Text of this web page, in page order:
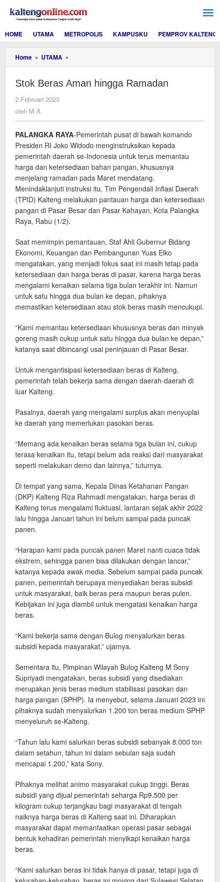
konten
HOME
UTAMA METROPOLIS KAMPUSKU PEMPROV KALTENG
Home » UTAMA »
Beras
hingga
Stok Beras Aman hingga Ramadan
2 Februari 2023
oleh M.A
PALANGKA RAYA-Pemerintah pusat di bawah komando
Presiden RI Joko Widodo menginstruksikan kepada
pemerintah daerah se-Indonesia untuk terus memantau
harga dan ketersediaan bahan pangan, khususnya
menjelang ramadan pada Maret mendatang.
Menindaklanjuti instruksi itu, Tim Pengendali Inflasi Daerah
(TPID) Kalteng melakukan pantauan harga dan ketersediaan
pangan di Pasar Besar dan Pasar Kahayan, Kota Palangka
Raya, Rabu (1/2).
Saat memimpin pemantauan, Staf Ahli Gubernur Bidang
Ekonomi, Keuangan dan Pembangunan Yuas Elko
mengatakan, yang menjadi fokus saat ini masih tetap pada
ketersediaan dan harga beras di pasar, karena harga beras
mengalami kenaikan selama tiga bulan terakhir ini. Namun
untuk satu hingga dua bulan ke depan, pihaknya
memastikan ketersediaan atau stok beras masih mencukupi.
“Kami memantau ketersediaan khususnya beras dan minyak
goreng masih cukup untuk satu hingga dua bulan ke depan,”
katanya saat dibincangi usai peninjauan di Pasar Besar.
Untuk mengantisipasi ketersediaan beras di Kalteng,
pemerintah telah bekerja sama dengan daerah-daerah di
luar Kalteng.
Pasalnya, daerah yang mengalami surplus akan menyuplai
ke daerah yang memerlukan pasokan beras.
“Memang ada kenaikan beras selama tiga bulan ini, cukup
terasa kenaikan itu, tetapi belum ada reaksi dari masyarakat
seperti melakukan demo dan lainnya,” tuturnya.
Di tempat yang sama, Kepala Dinas Ketahanan Pangan
(DKP) Kalteng Riza Rahmadi mengatakan, harga beras di
Kalteng terus mengalami fluktuasi, lantaran sejak akhir 2022
lalu hingga Januari tahun ini belum sampai pada puncak
panen.
“Harapan kami pada puncak panen Maret nanti cuaca tidak
ekstrem, sehingga panen bisa dilakukan dengan lancar,”
katanya kepada awak media. Sebelum sampai pada puncak
panen, pemerintah berupaya menyediakan beras subsidi
untuk masyarakat, baik beras pera maupun beras pulen.
Kebijakan ini juga diambil untuk mengatasi kenaikan harga
beras.
“Kami bekerja sama dengan Bulog menyalurkan beras
subsidi kepada masyarakat,” ujarnya.
Sementara itu, Pimpinan Wilayah Bulog Kalteng M Sony
Supriyadi mengatakan, beras subsidi yang disediakan
merupakan jenis beras medium stabilisasi pasokan dan
harga pangan (SPHP). Ia menyebut, selama Januari 2023 ini
pihaknya sudah menyalurkan 1.200 ton beras medium SPHP
menyeluruh se-Kalteng.
“Tahun lalu kami salurkan beras subsidi sebanyak 8.000 ton
dalam setahun, tahun ini dalam sebulan saja sudah
mencapai 1.200,” kata Sony.
Pihaknya melihat animo masyarakat cukup tinggi. Beras
subsidi yang dijual pemerintah seharga Rp9.500 per
kilogram cukup terjangkau bagi masyarakat di tengah
naiknya harga beras di Kalteng saat ini. Diharapkan
masyarakat dapat memanfaatkan operasi pasar sebagai
bentuk kehadiran pemerintah menyikapi kenaikan harga
beras.
“Kami salurkan beras ini tidak hanya di pasar, tetapi juga di